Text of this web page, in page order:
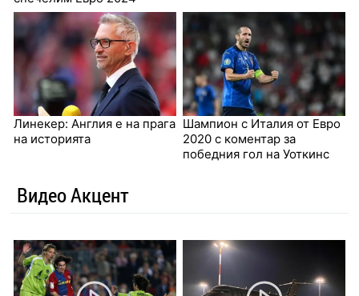
Линекер: Англия е на прага
на историята
Шампион с Италия от Евро
2020 с коментар за
победния гол на Уоткинс
Видео Акцент